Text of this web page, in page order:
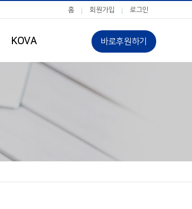
홈 회원가입 로그인
바로후원하기
KOVA